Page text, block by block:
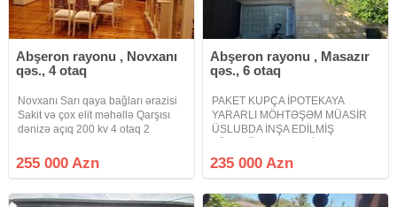
Abşeron rayonu , Novxanı
qəs., 4 otaq
Novxanı Sarı qaya bağları ərazisi
Sakit və çox elit məhəllə Qarşısı
dənizə açıq 200 kv 4 otaq 2
işıq, su Kupca (Çıxarış) Şirkət
xidmət haqqı Alıcılar tərəfindən 1%
255 000 Azn
Abşeron rayonu , Masazır
qəs., 6 otaq
PAKET KUPÇA İPOTEKAYA
YARARLI MÖHTƏŞƏM MÜASİR
ÜSLUBDA İNŞA EDİLMİŞ
Gənclər Şəhərciyinin arxasında
möhtəşəm müasir üslubda inşa
evi satılır 6 otaqlı ev mətbəx
235 000 Azn